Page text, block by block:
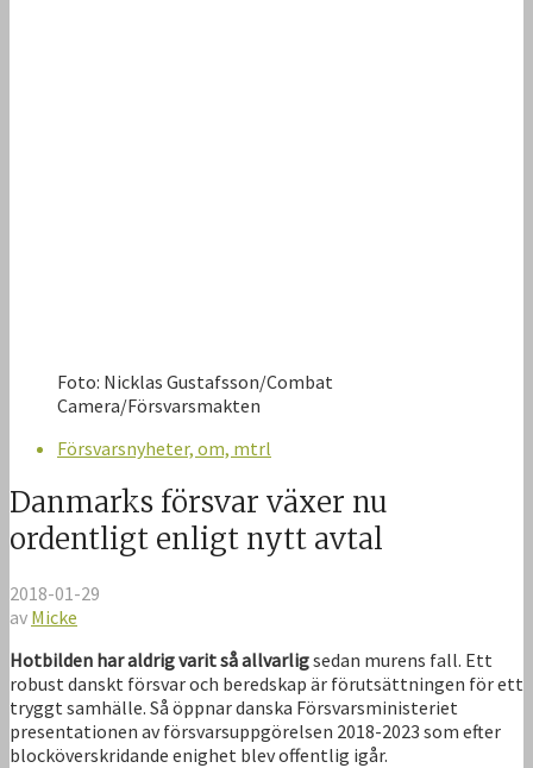
Foto: Nicklas Gustafsson/Combat
Camera/Försvarsmakten
Försvarsnyheter, om, mtrl
Danmarks försvar växer nu
ordentligt enligt nytt avtal
2018-01-29
av Micke
Hotbilden har aldrig varit så allvarligsedan murens fall. Ett
robust danskt försvar och beredskap är förutsättningen för ett
tryggt samhälle. Så öppnar danska Försvarsministeriet
presentationen av försvarsuppgörelsen 2018-2023 som efter
blocköverskridande enighet blev offentlig igår.